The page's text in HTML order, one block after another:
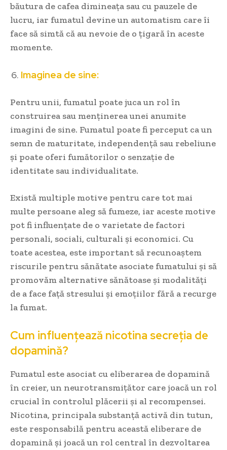
băutura de cafea dimineața sau cu pauzele de
lucru, iar fumatul devine un automatism care îi
face să simtă că au nevoie de o țigară în aceste
momente.
Imaginea de sine:
Pentru unii, fumatul poate juca un rol în
construirea sau menținerea unei anumite
imagini de sine. Fumatul poate fi perceput ca un
semn de maturitate, independență sau rebeliune
și poate oferi fumătorilor o senzație de
identitate sau individualitate.
Există multiple motive pentru care tot mai
multe persoane aleg să fumeze, iar aceste motive
pot fi influențate de o varietate de factori
personali, sociali, culturali și economici. Cu
toate acestea, este important să recunoaștem
riscurile pentru sănătate asociate fumatului și să
promovăm alternative sănătoase și modalități
de a face față stresului și emoțiilor fără a recurge
la fumat.
Cum influențează nicotina secreția de
dopamină?
Fumatul este asociat cu eliberarea de dopamină
în creier, un neurotransmițător care joacă un rol
crucial în controlul plăcerii și al recompensei.
Nicotina, principala substanță activă din tutun,
este responsabilă pentru această eliberare de
dopamină și joacă un rol central în dezvoltarea